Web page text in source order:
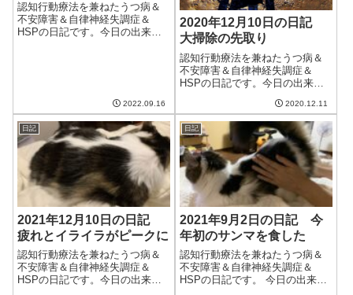
認知行動療法を兼ねたうつ病＆
不安障害＆自律神経失調症＆
HSPの日記です。今日の出来事
2022.09.16
2020年12月10日の日記
大掃除の先取り
認知行動療法を兼ねたうつ病＆
不安障害＆自律神経失調症＆
HSPの日記です。今日の出来事
晴れてはきたが、洗濯物が乾く
ほどには晴れなかった。もうち
ょっと晴れてくれるとうれしい
のだけど。今日もクラウドワー
クスは仕事なし。...
2020.12.11
日記
2021年12月10日の日記
疲れとイライラがピークに
認知行動療法を兼ねたうつ病＆
不安障害＆自律神経失調症＆
HSPの日記です。今日の出来事
日記
2021年9月2日の日記 今
年初のサンマを食した
認知行動療法を兼ねたうつ病＆
不安障害＆自律神経失調症＆
HSPの日記です。 今日の出来事